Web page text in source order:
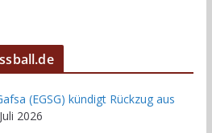
(EGSG) kündigt Rückzug aus
2026